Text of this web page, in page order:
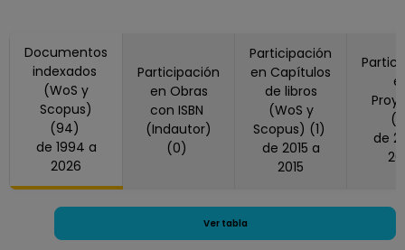
Ferroelectrics, Reino Unido (2006)
FRONTIERS IN PSYCHOLOGY, Suiza (2023)
HIGH PRESSURE RESEARCH, Reino Unido
(2002)
HYPERFINE INTERACTIONS, Países Bajos
IEEE TRANSACTIONS ON MAGNETICS,
Estados Unidos America (2021)
INDUSTRIAL & ENGINEERING CHEMISTRY
Documentos
indexados
(WoS y
Scopus)
(94)
de 1994 a
2026
Participación
en Obras
con ISBN
(Indautor)
(0)
Participación
en Capítulos
de libros
(WoS y
Scopus) (1)
de 2015 a
2015
de 2018 a
Ver tabla